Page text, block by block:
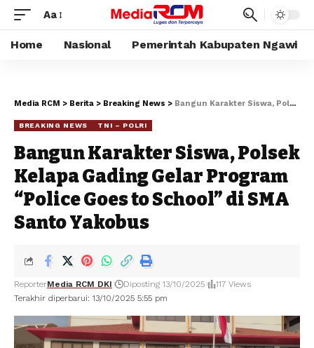
Aa
Home Nasional Pemerintah Kabupaten Ngawi
Media RCM > Berita > Breaking News > Bangun Karakter Siswa, Polsek Kelapa Gading Gelar Program “Police Goes to School” di SMA Santo Yakobus
BREAKING NEWS TNI – POLRI
Bangun Karakter Siswa, Polsek
Kelapa Gading Gelar Program
“Police Goes to School” di SMA
Santo Yakobus
Terakhir diperbarui: 13/10/2025 5:55 pm
ReporterMedia RCM DKI Diposting 13/10/2025 117 Views